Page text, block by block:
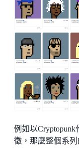
例如以
徵，那麼整個系